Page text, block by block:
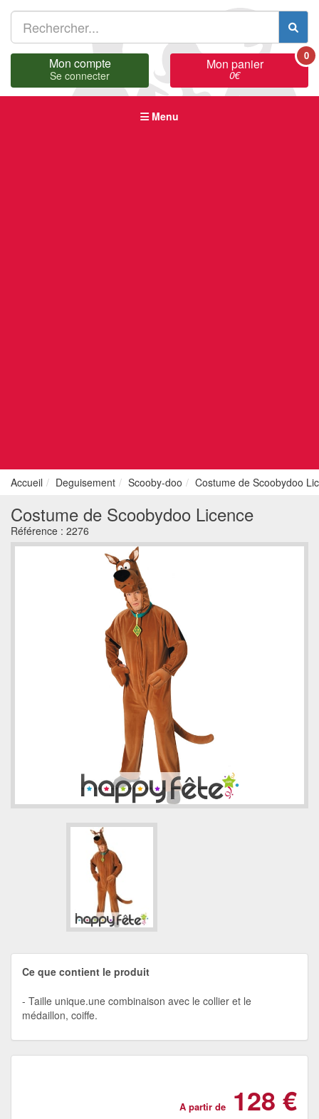
Mon compte
Se connecter
Mon panier
0€
0
Menu
Accueil Deguisement Scooby-doo Costume de Scoobydoo
Costume de Scoobydoo Licence
Référence : 2276
Ce que contient le produit
Taille unique.une combinaison avec le collier et le
médaillon, coiffe.
A partir de 128 €